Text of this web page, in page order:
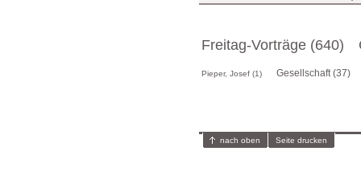
Freitag-Vorträge (640)
Pieper, Josef (1) Gesellschaft (37)
nach oben Seite drucken